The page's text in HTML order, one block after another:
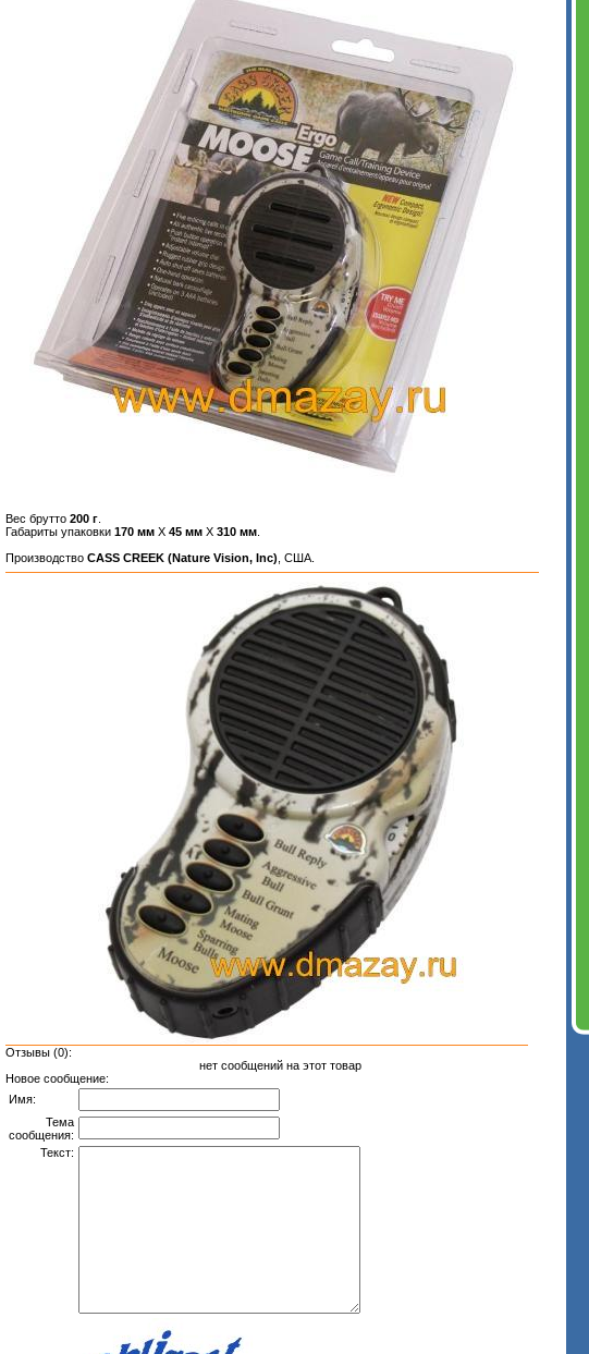
Вес брутто 200 г.
Габариты упаковки 170 ммХ 45 ммХ 310 мм.
Производство CASS CREEK (Nature Vision, Inc) , США.
Отзывы (0):
нет сообщений на этот товар
Новое сообщение:
Имя:
Тема
сообщения:
Текст: